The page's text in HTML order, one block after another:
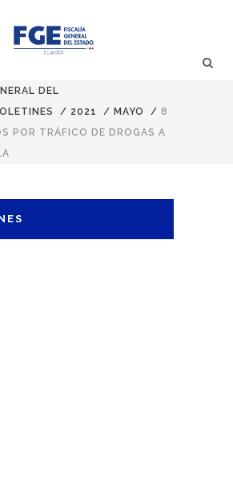
DEL
/ 2021 / MAYO / 8
POR TRÁFICO DE DROGAS A